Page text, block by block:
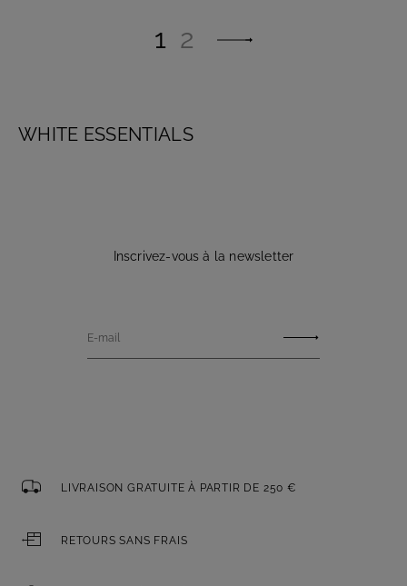
1 2
WHITE ESSENTIALS
Inscrivez-vous à la newsletter
E-mail
LIVRAISON GRATUITE À PARTIR DE 250 €
RETOURS SANS FRAIS